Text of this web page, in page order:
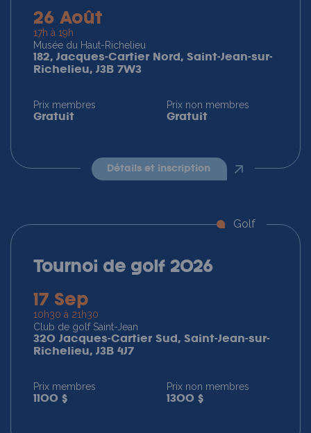
26 Août
17h à 19h
Musée du Haut-Richelieu
182, Jacques-Cartier Nord, Saint-Jean-sur-
Richelieu, J3B 7W3
Prix membres
Gratuit
Prix non membres
Gratuit
détails et inscription
Golf
Tournoi de golf 2026
17 Sep
10h30 à 21h30
Club de golf Saint-Jean
320 Jacques-Cartier Sud, Saint-Jean-sur-
Richelieu, J3B 4J7
Prix membres
1100 $
Prix non membres
1300 $